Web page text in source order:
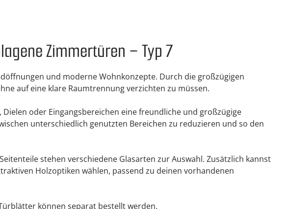
Zimmertüren – Typ 7
und moderne Wohnkonzepte. Durch die großzügigen
auf eine klare Raumtrennung verzichten zu müssen.
oder Eingangsbereichen eine freundliche und großzügige
unterschiedlich genutzten Bereichen zu reduzieren und so den
stehen verschiedene Glasarten zur Auswahl. Zusätzlich kannst
Holzoptiken wählen, passend zu deinen vorhandenen
können separat bestellt werden.